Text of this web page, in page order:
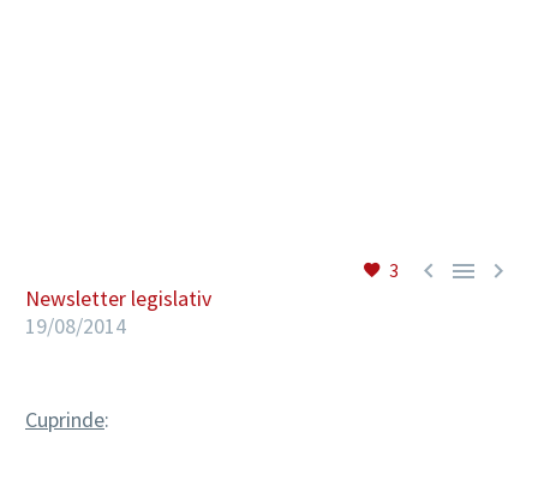
3   
Newsletter legislativ
19/08/2014
Cuprinde: